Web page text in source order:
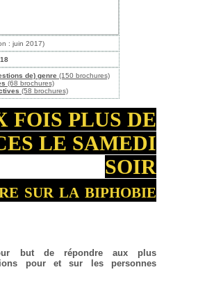
: juin 2017)
de) genre (150 brochures)
(68 brochures)
(58 brochures)
FOIS PLUS DE
LE SAMEDI
SOIR
sur la biphobie
but de répondre aux plus
pour et sur les personnes